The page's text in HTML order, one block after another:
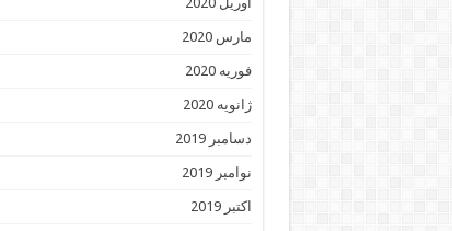
مارس 2020
فوریه 2020
ژانویه 2020
دسامبر 2019
نوامبر 2019
اکتبر 2019